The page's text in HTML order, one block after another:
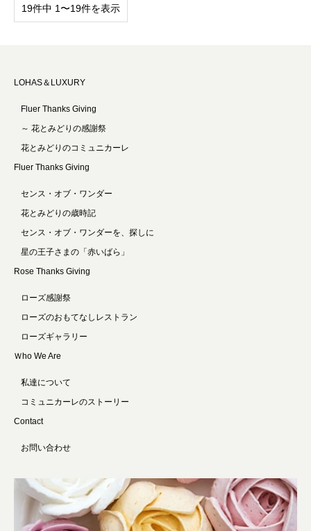
19件中 1〜19件を表示
LOHAS＆LUXURY
Fluer Thanks Giving
～ 花とみどりの感謝祭
花とみどりのコミュニカーレ
Fluer Thanks Giving
センス・オブ・ワンダー
花とみどりの歳時記
センス・オブ・ワンダーを、探しに
星の王子さまの「赤いばら」
Rose Thanks Giving
ローズ感謝祭
ローズのおもてなしレストラン
ローズギャラリー
Ｗho We Are
私達について
コミュニカーレのストーリー
Contact
お問い合わせ